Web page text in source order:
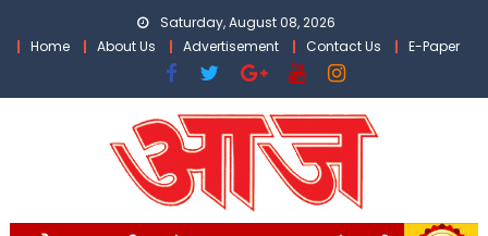
Saturday, August 08, 2026
Home
About Us Advertisement Contact Us E-Paper